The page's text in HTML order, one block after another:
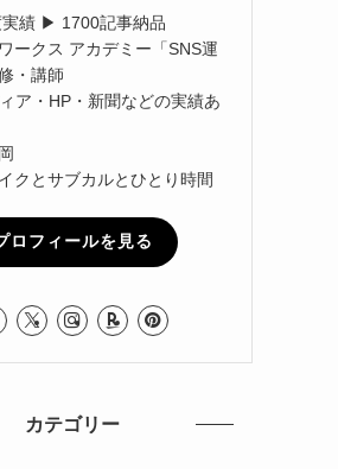
実績 ▶ 1700記事納品
ークス アカデミー「SNS運
・講師
ア・HP・新聞などの実績あ
クとサブカルとひとり時間
ロフィールを見る
カテゴリー